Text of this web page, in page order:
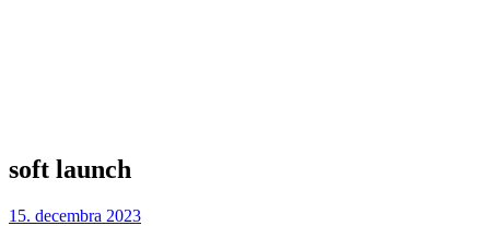
soft launch
15. decembra 2023